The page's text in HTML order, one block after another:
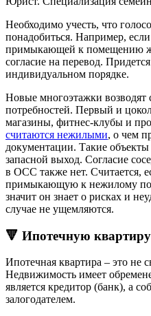
Необходимо учесть, что
понадобиться. Например,
примыкающей к помещению
согласие на перевод.
индивидуальном порядке.
Новые многоэтажки возводят
потребностей. Первый и
магазины, фитнес-клубы и
считаются нежилыми, о чем
документации. Такие
запасной выход. Согласие
в ОСС также нет. Считается,
примыкающую к нежилому
значит он знает о рисках и
случае не ущемляются.
🔻 Ипотечную квартиру
Ипотечная квартира – это не
Недвижимость имеет
является кредитор (банк), а
залогодателем.